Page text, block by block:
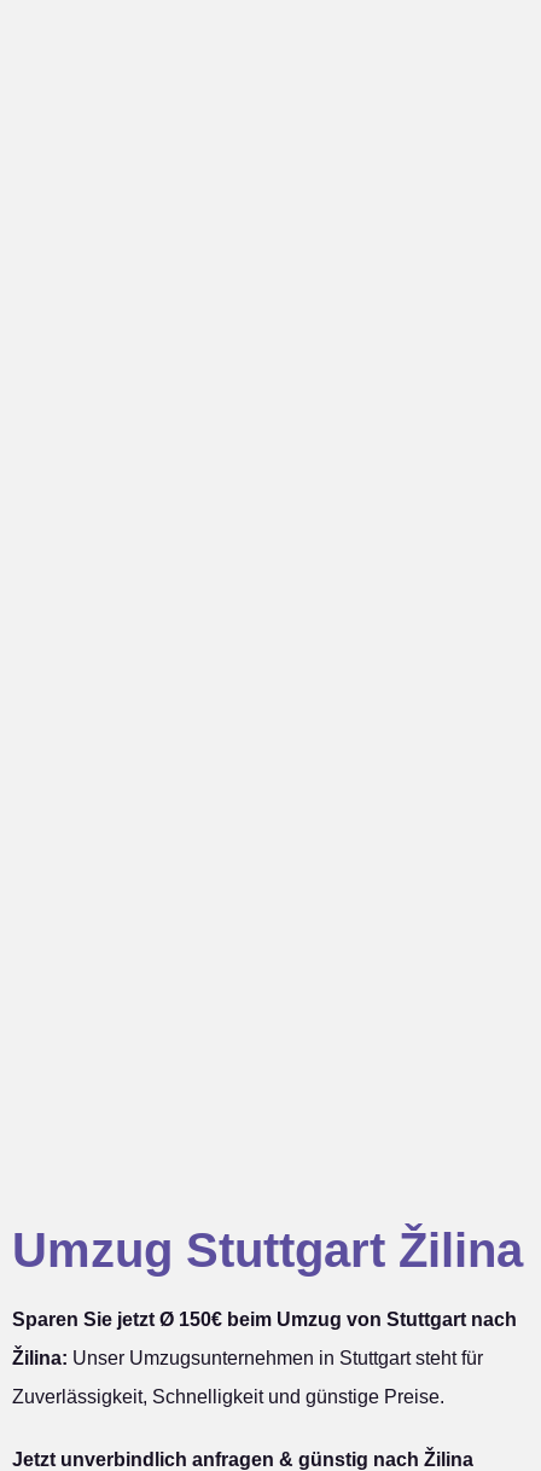
Umzug Stuttgart Žilina
Sparen Sie jetzt Ø 150€ beim Umzug von Stuttgart nach
Žilina: Unser Umzugsunternehmen in Stuttgart steht für
Zuverlässigkeit, Schnelligkeit und günstige Preise.
Jetzt unverbindlich anfragen & günstig nach Žilina